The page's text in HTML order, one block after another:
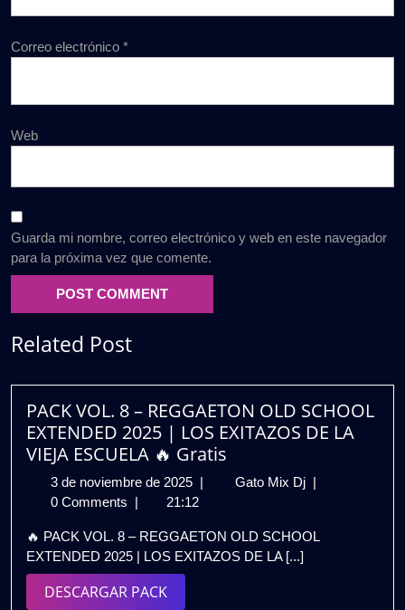
Correo electrónico *
Web
Guarda mi nombre, correo electrónico y web en este navegador
para la próxima vez que comente.
Related Post
PACK VOL. 8 – REGGAETON OLD SCHOOL
EXTENDED 2025 | LOS EXITAZOS DE LA
VIEJA ESCUELA 🔥 Gratis
3 de noviembre de 2025 3
de
de
2025
Gato Mix Dj PACK
–
0 Comments
21:12
🔥 PACK VOL. 8 – REGGAETON OLD SCHOOL
EXTENDED 2025 | LOS EXITAZOS DE LA [...]
DESCARGAR PACKDESCARGAR